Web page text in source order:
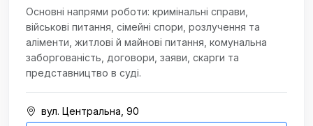
Основні напрями роботи: кримінальні справи,
військові питання, сімейні спори, розлучення та
аліменти, житлові й майнові питання, комунальна
заборгованість, договори, заяви, скарги та
представництво в суді.
вул. Центральна, 90